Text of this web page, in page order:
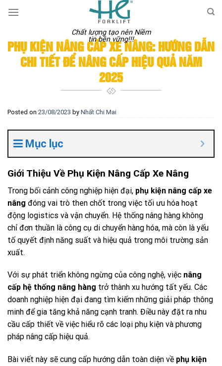
Chất lượng tạo nên Niềm
tin bền vững!!!
PHỤ KIỆN NÂNG CẤP XE NÂNG: HƯỚNG DẪN
CHI TIẾT ĐỂ NÂNG CẤP HIỆU QUẢ NĂM
2025
Posted on 23/08/2023 by Nhất Chi Mai
Mục lục
Giới Thiệu Về Phụ Kiện Nâng Cấp Xe Nâng
Trong bối cảnh công nghiệp hiện đại, phụ kiện nâng cấp xe
nâng đóng vai trò then chốt trong việc tối ưu hóa hoạt
động logistics và vận chuyển. Hệ thống nâng hàng không
chỉ đơn thuần là công cụ di chuyển hàng hóa, mà còn là yếu
tố quyết định năng suất và hiệu quả trong môi trường sản
xuất.
Với sự phát triển không ngừng của công nghệ, việc nâng
cấp hệ thống nâng hàng trở thành xu hướng tất yếu. Các
doanh nghiệp hiện đại đang tìm kiếm những giải pháp thông
minh để gia tăng khả năng cạnh tranh. Điều này đặt ra nhu
cầu cấp thiết về việc hiểu rõ các loại phụ kiện và phương
pháp nâng cấp hiệu quả.
Bài viết này sẽ cung cấp hướng dẫn toàn diện về phụ kiện